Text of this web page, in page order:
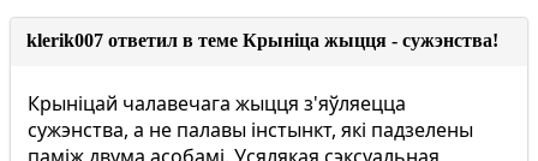
klerik007 ответил в теме Крыніца жыцця - сужэнства!
Крыніцай чалавечага жыцця з'яўляецца
сужэнства, а не палавы інстынкт, які падзелены